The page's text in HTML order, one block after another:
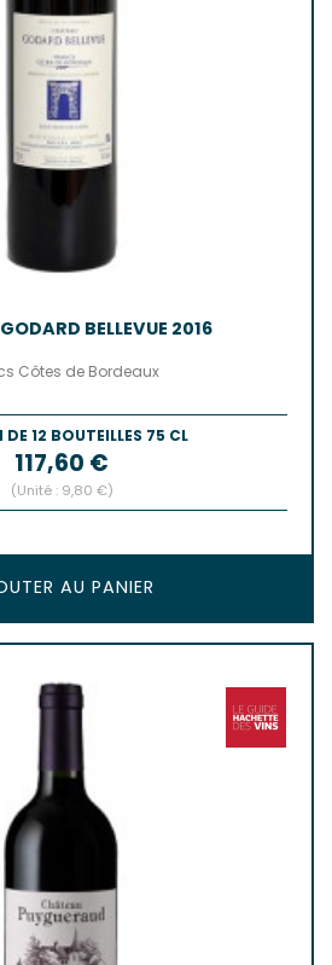
BELLEVUE 2016
Côtes de Bordeaux
12 BOUTEILLES 75 CL
Prix
117,60 €
(Unité : 9,80 €)
AU PANIER